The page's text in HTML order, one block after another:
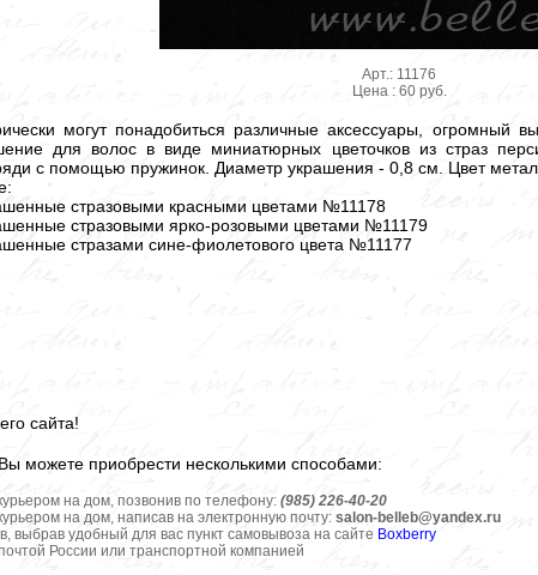
Арт.: 11176
Цена : 60 руб.
могут понадобиться различные аксессуары, огромный
для волос в виде миниатюрных цветочков из страз
с помощью пружинок. Диаметр украшения - 0,8 см. Цвет
стразовыми красными цветами №11178
стразовыми ярко-розовыми цветами №11179
стразами сине-фиолетового цвета №11177
сайта!
можете приобрести несколькими способами:
на дом, позвонив по телефону: (985) 226-40-20
на дом, написав на электронную почту: salon-belleb@yandex.ru
выбрав удобный для вас пункт самовывоза на сайте Boxberry
России или транспортной компанией